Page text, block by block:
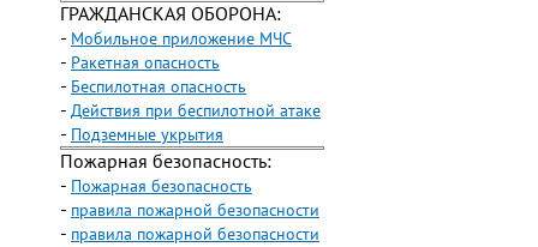
ГРАЖДАНСКАЯ ОБОРОНА:
- Мобильное приложение МЧС
- Ракетная опасность
- Беспилотная опасность
- Действия при беспилотной атаке
- Подземные укрытия
Пожарная безопасность:
- Пожарная безопасность
- правила пожарной безопасности
- правила пожарной безопасности